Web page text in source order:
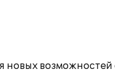
возможностей